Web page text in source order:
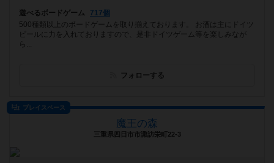
遊べるボードゲーム
717個
500種類以上のボードゲームを取り揃えております。 お酒は主にドイツ
ビールに力を入れておりますので、是非ドイツゲーム等を楽しみなが
ら...
フォローする
プレイスペース
魔王の森
三重県四日市市諏訪栄町22-3